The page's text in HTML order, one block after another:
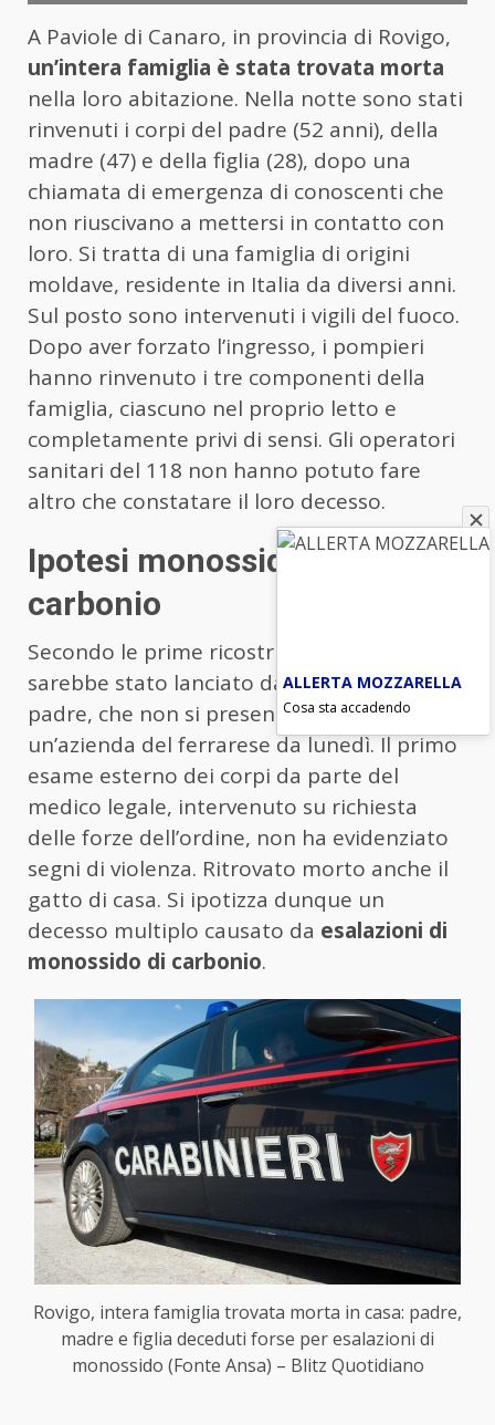
A Paviole di Canaro, in provincia di Rovigo,
un’intera famiglia è stata trovata morta
nella loro abitazione. Nella notte sono stati
rinvenuti i corpi del padre (52 anni), della
madre (47) e della figlia (28), dopo una
chiamata di emergenza di conoscenti che
non riuscivano a mettersi in contatto con
loro. Si tratta di una famiglia di origini
moldave, residente in Italia da diversi anni.
Sul posto sono intervenuti i vigili del fuoco.
Dopo aver forzato l’ingresso, i pompieri
hanno rinvenuto i tre componenti della
famiglia, ciascuno nel proprio letto e
completamente privi di sensi. Gli operatori
sanitari del 118 non hanno potuto fare
altro che constatare il loro decesso.
Ipotesi monossido di
carbonio
Secondo le prime ricostruzioni, l’allarme
sarebbe stato lanciato dai colleghi del
padre, che non si presentava al lavoro in
un’azienda del ferrarese da lunedì. Il primo
esame esterno dei corpi da parte del
medico legale, intervenuto su richiesta
delle forze dell’ordine, non ha evidenziato
segni di violenza. Ritrovato morto anche il
gatto di casa. Si ipotizza dunque un
decesso multiplo causato da esalazioni di
monossido di carbonio.
Rovigo, intera famiglia trovata morta in casa: padre,
madre e figlia deceduti forse per esalazioni di
monossido (Fonte Ansa) – Blitz Quotidiano
ALLERTA MOZZARELLA
Cosa sta accadendo